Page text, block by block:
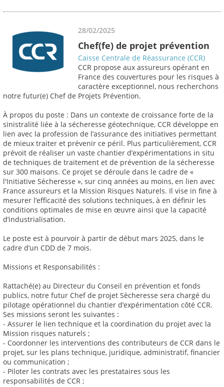
28/02/2025
Chef(fe) de projet prévention
Caisse Centrale de Réassurance (CCR)
CCR propose aux assureurs opérant en
France des couvertures pour les risques à
caractère exceptionnel, nous recherchons
notre futur(e) Chef de Projets Prévention.
À propos du poste : Dans un contexte de croissance forte de la
sinistralité liée à la sécheresse géotechnique, CCR développe en
lien avec la profession de l’assurance des initiatives permettant
de mieux traiter et prévenir ce péril. Plus particulièrement, CCR
prévoit de réaliser un vaste chantier d’expérimentations in situ
de techniques de traitement et de prévention de la sécheresse
sur 300 maisons. Ce projet se déroule dans le cadre de «
l'Initiative Sécheresse », sur cinq années au moins, en lien avec
France assureurs et la Mission Risques Naturels. Il vise in fine à
mesurer l’efficacité des solutions techniques, à en définir les
conditions optimales de mise en œuvre ainsi que la capacité
d’industrialisation.
Le poste est à pourvoir à partir de début mars 2025, dans le
cadre d’un CDD de 7 mois.
Missions et Responsabilités :
Rattaché(e) au Directeur du Conseil en prévention et fonds
publics, notre futur Chef de projet Sècheresse sera chargé du
pilotage opérationnel du chantier d’expérimentation côté CCR.
Ses missions seront les suivantes :
- Assurer le lien technique et la coordination du projet avec la
Mission risques naturels ;
- Coordonner les interventions des contributeurs de CCR dans le
projet, sur les plans technique, juridique, administratif, financier
ou communication ;
- Piloter les contrats avec les prestataires sous les
responsabilités de CCR ;